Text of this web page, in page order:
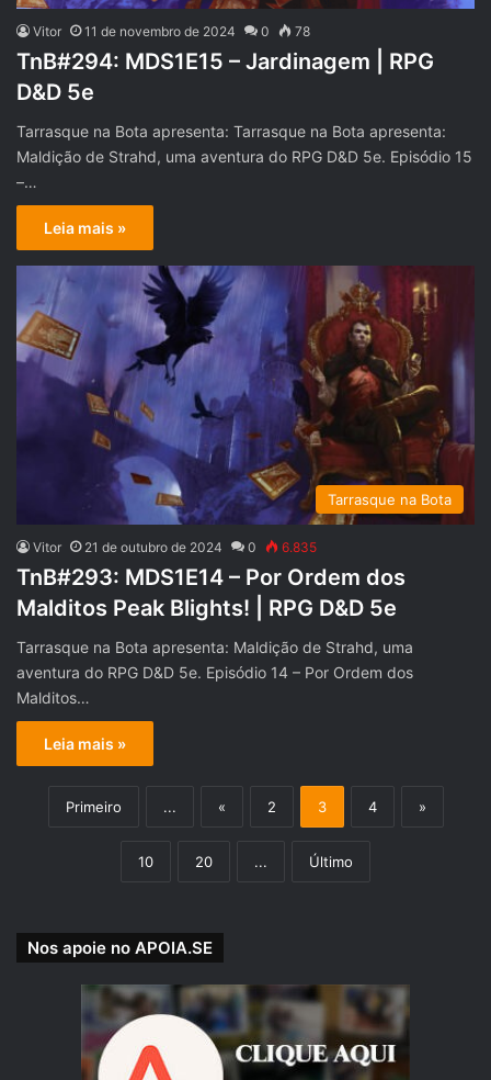
Vitor 11 de novembro de 2024 0 78
TnB#294: MDS1E15 – Jardinagem | RPG
D&D 5e
Tarrasque na Bota apresenta: Tarrasque na Bota apresenta:
Maldição de Strahd, uma aventura do RPG D&D 5e. Episódio 15
–…
Leia mais »
Tarrasque na Bota
Vitor 21 de outubro de 2024 0 6.835
TnB#293: MDS1E14 – Por Ordem dos
Malditos Peak Blights! | RPG D&D 5e
Tarrasque na Bota apresenta: Maldição de Strahd, uma
aventura do RPG D&D 5e. Episódio 14 – Por Ordem dos
Malditos…
Leia mais »
Primeiro ... « 2 3 4 »
10 20 ... Último
Nos apoie no APOIA.SE